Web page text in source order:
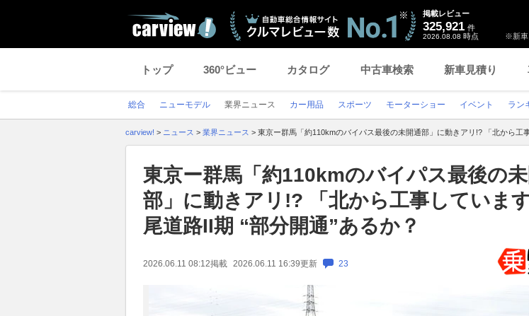
※新車
掲載レビュー
325,921 件
2026.08.08 時点
トップ 360°ビュー カタログ 中古車検索 新車見積り
総合 ニューモデル 業界ニュース カー用品 スポーツ モーターショー イベント ラン
carview! > ニュース > 業界ニュース > 東京ー群馬「約110kmのバイパス最後の未開通部」に動きアリ!? 「北から工
東京ー群馬「約110kmのバイパス最後の
部」に動きアリ!? 「北から工事していま
尾道路II期 “部分開通”あるか？
2026.06.11 08:12掲載 2026.06.11 16:39更新 23